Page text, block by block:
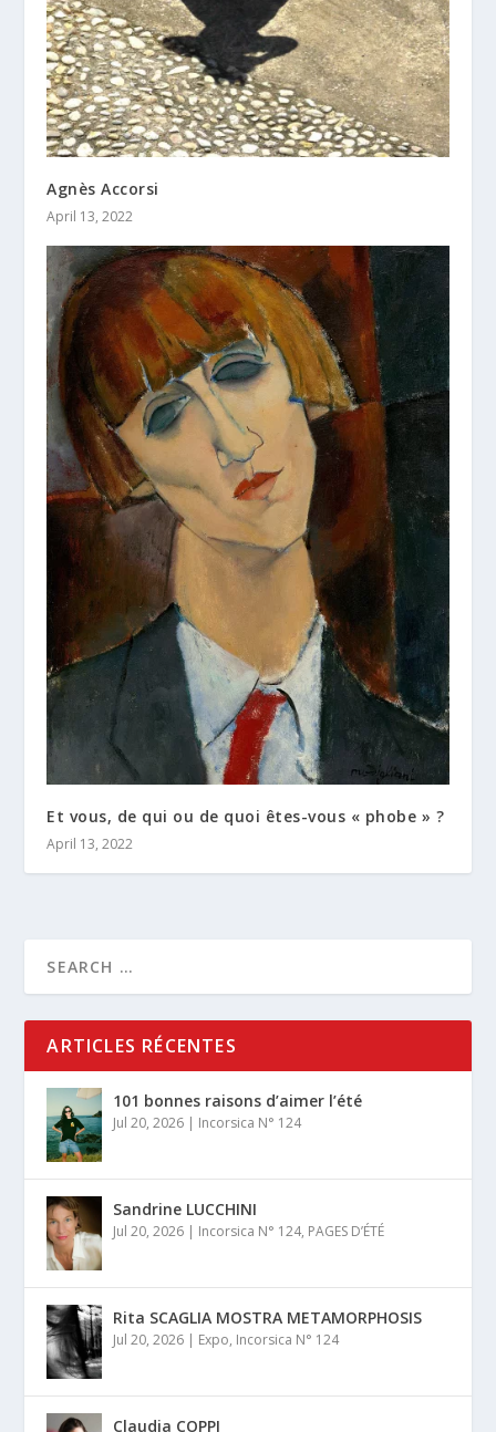
Agnès Accorsi
April 13, 2022
Et vous, de qui ou de quoi êtes-vous « phobe » ?
April 13, 2022
ARTICLES RÉCENTES
101 bonnes raisons d’aimer l’été
Jul 20, 2026 | Incorsica N° 124
Sandrine LUCCHINI
Jul 20, 2026 | Incorsica N° 124, PAGES D’ÉTÉ
Rita SCAGLIA MOSTRA METAMORPHOSIS
Jul 20, 2026 | Expo, Incorsica N° 124
Claudia COPPI